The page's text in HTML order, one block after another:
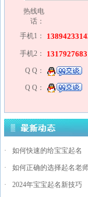
热线电
话：
手机1：
手机2：
Q Q：
Q Q：
· 如何快速的给宝宝起名
· 如何正确的选择起名老
· 2024年宝宝起名新技巧